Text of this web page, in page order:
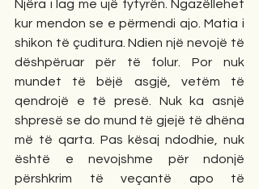
Njëra i lag me ujë fytyrën. Ngazëllehet
kur mendon se e përmendi ajo. Matia i
shikon të çuditura. Ndien një nevojë të
dëshpëruar për të folur. Por nuk
mundet të bëjë asgjë, vetëm të
qendrojë e të presë. Nuk ka asnjë
shpresë se do mund të gjejë të dhëna
më të qarta. Pas kësaj ndodhie, nuk
është e nevojshme për ndonjë
përshkrim të veçantë apo të